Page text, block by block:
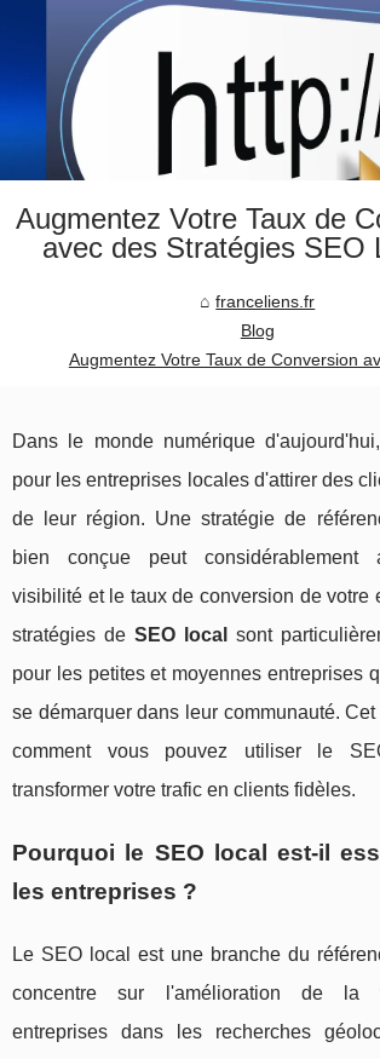
Augmentez Votre Taux de
avec des Stratégies SEO
franceliens.fr
Blog
Augmentez Votre Taux de Conversion
Dans le monde numérique
pour les entreprises locales d'attirer des
de leur région. Une stratégie de
bien conçue peut considérablement
visibilité et le taux de conversion de votre
stratégies de SEO local
sont
pour les petites et moyennes entreprises
se démarquer dans leur communauté.
comment vous pouvez utiliser le
transformer votre trafic en clients fidèles.
Pourquoi le SEO local est-il
les entreprises ?
Le SEO local est une branche du
concentre sur l'amélioration de la
entreprises dans les recherches